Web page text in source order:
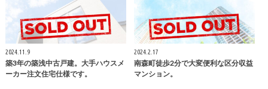
2024.11.9
築3年の築浅中古戸建。大手ハウスメ
ーカー注文住宅仕様です。
2024.2.17
南森町徒歩2分で大変便利な区分収益
マンション。